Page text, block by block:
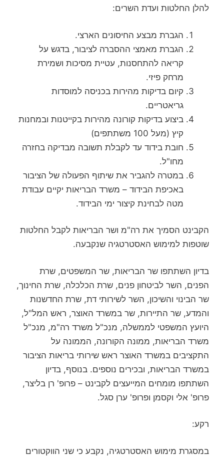
להלן החלטות ועדת השרים:
הגברת מבצע החיסונים הארצי.
הגברת מאמצי ההסברה לציבור, בדגש על
קריאה להתחסנות, עטיית מסיכות ושמירת
מרחק פיזי.
קיום בדיקות מהירות בכניסה למוסדות
גריאטריים.
ביצוע בדיקות קורונה מהירות בקייטנות ובמחנות
קיץ (מעל 100 משתתפים)
חובת בידוד עד לקבלת תשובה מבדיקה בחזרה
מחו"ל.
במטרה להגביר את שיתוף הפעולה של הציבור
באכיפת הבידוד – משרד הבריאות יקיים עבודת
מטה לבחינת קיצור ימי הבידוד.
הקבינט הסמיך את רה"מ ושר הבריאות לקבל החלטות
שוטפות למימוש האסטרטגיה שנקבעה.
בדיון השתתפו שר הבריאות, שר המשפטים, שרת
הפנים, השר לביטחון פנים, שרת הכלכלה, שרת החינוך,
שר הבינוי והשיכון, השר לשירותי דת, שרת החדשנות
והמדע, שר התיירות, שר במשרד האוצר, ראש המל"ל,
היועץ המשפטי לממשלה, מנכ"ל משרד רה"מ, מנכ"ל
משרד הבריאות, ממונה הקורונה, הממונה על
התקציבים במשרד האוצר ראש שירותי בריאות הציבור
במשרד הבריאות, ובכירים נוספים. בנוסף, בדיון
השתתפו מומחים המייעצים לקבינט – פרופ' רן בליצר,
פרופ' אלי וקסמן ופרופ' ערן סגל.
רקע:
במסגרת מימוש האסטרטגיה, נקבע כי שני הווקטורים